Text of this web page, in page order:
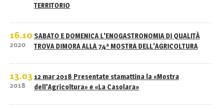
TERRITORIO
16.10
2020
SABATO E DOMENICA L'ENOGASTRONOMIA DI QUALITÀ
TROVA DIMORA ALLA 74ª MOSTRA DELL'AGRICOLTURA
13.03
2018
12 mar 2018 Presentate stamattina la «Mostra
dell'Agricoltura» e «La Casolara»